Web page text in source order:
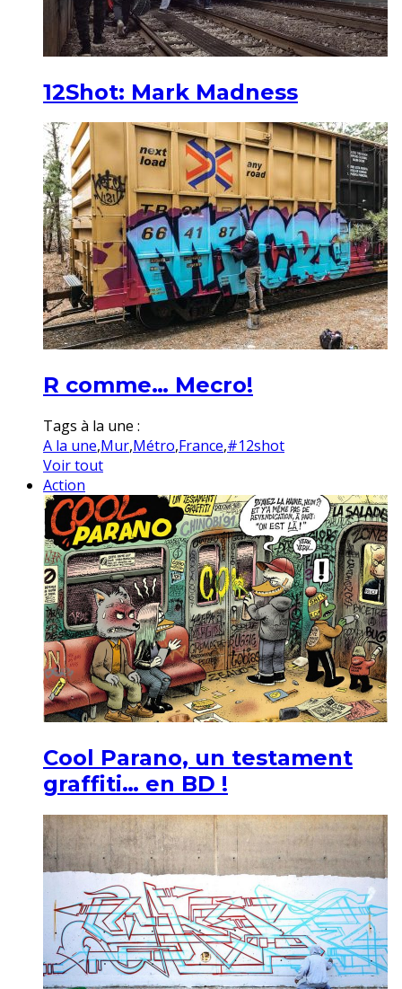
12Shot: Mark Madness
R comme… Mecro!
Tags à la une :
A la une,Mur,Métro,France,#12shot
Voir tout
Action
Cool Parano, un testament
graffiti… en BD !